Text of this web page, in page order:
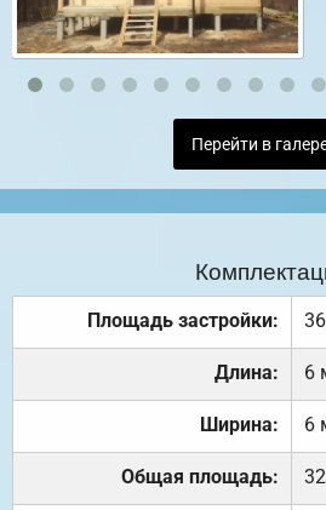
Перейти в
Площадь застройки:
Длина: 6
Ширина: 6
Общая площадь: